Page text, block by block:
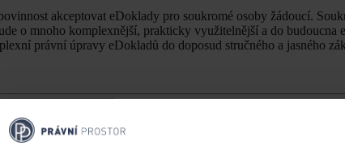
akceptovat eDoklady pro soukromé osoby žádoucí.
o mnoho komplexnější, prakticky využitelnější a do budoucna
právní úpravy eDokladů do doposud stručného a jasného
sebou-uz-jen-digitalni-obcanku